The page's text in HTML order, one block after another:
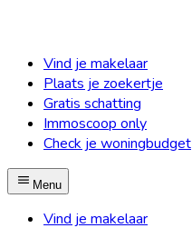
Vind je makelaar
Plaats je zoekertje
Gratis schatting
Immoscoop only
Check je woningbudget
Menu
Vind je makelaar